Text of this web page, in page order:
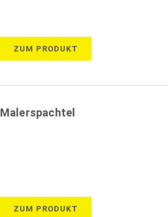
ZUM PRODUKT
Malerspachtel
ZUM PRODUKT